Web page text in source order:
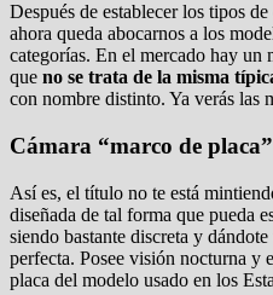
Después de establecer los tipos
ahora queda abocarnos a los
categorías. En el mercado hay un
que no se trata de la misma
con nombre distinto. Ya verás las
Cámara “marco de
Así es, el título no te está
diseñada de tal forma que pueda
siendo bastante discreta y
perfecta. Posee visión nocturna y
placa del modelo usado en los